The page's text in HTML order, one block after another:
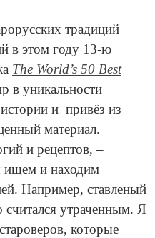
традиций
в этом году 13-ю
The World’s 50 Best
в уникальности
и привёз из
материал.
и рецептов, –
ищем и находим
Например, ставленый
считался утраченным. Я
которые